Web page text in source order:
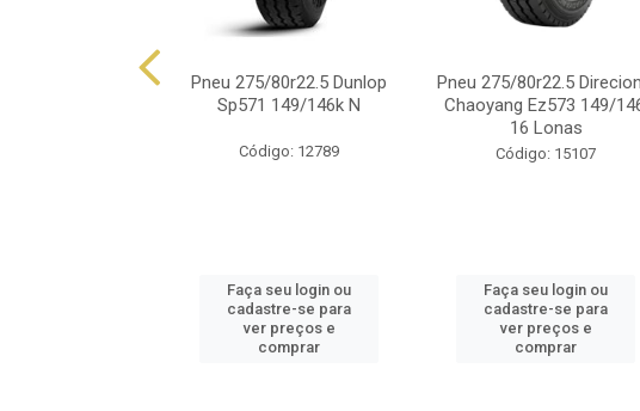
Pneu 275/80r22.5 Dunlop
Sp571 149/146k N
Código: 12789
Faça seu login ou
cadastre-se para
ver preços e
comprar
Pneu 275/80r22.5
Chaoyang Ez573 149/
16 Lonas
Código: 15107
Faça seu login ou
cadastre-se para
ver preços e
comprar